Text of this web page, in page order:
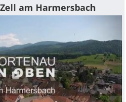
am Harmersbach